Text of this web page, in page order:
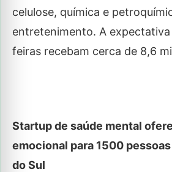
celulose, química e
entretenimento. A expectativa
feiras recebam cerca de 8,6
Startup de saúde mental
emocional para 1500
do Sul